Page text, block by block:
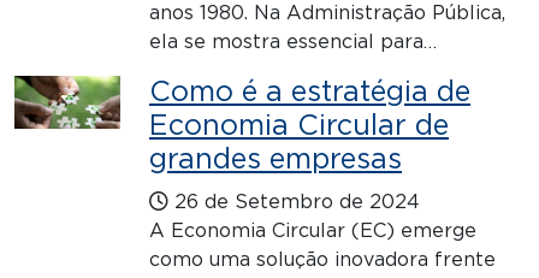
anos 1980. Na Administração Pública,
ela se mostra essencial para…
Como é a estratégia de
Economia Circular de
grandes empresas
26 de Setembro de 2024
A Economia Circular (EC) emerge
como uma solução inovadora frente